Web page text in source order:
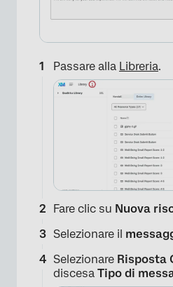
Passare alla Libreria.
Fare clic su Nuova
Selezionare il
Selezionare Risposta
discesa Tipo di